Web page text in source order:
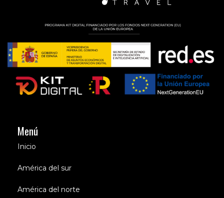
Menú
Inicio
América del sur
América del norte